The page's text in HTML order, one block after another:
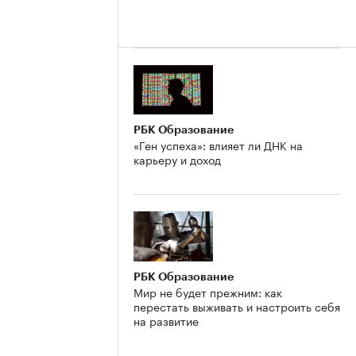
РБК Образование
«Ген успеха»: влияет ли ДНК на
карьеру и доход
РБК Образование
Мир не будет прежним: как
перестать выживать и настроить себя
на развитие